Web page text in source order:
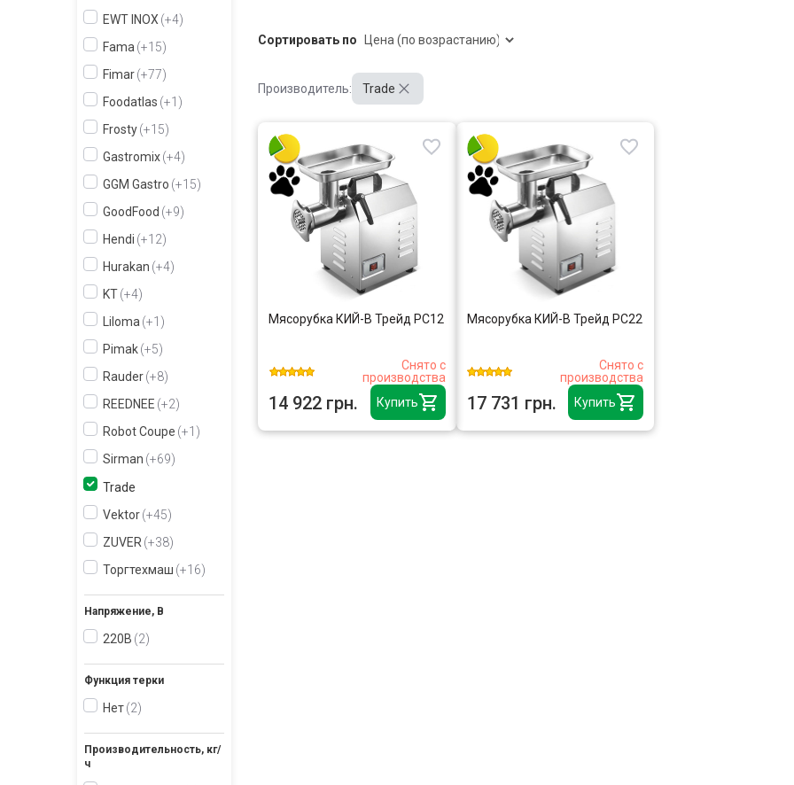
EWT INOX +4
Fama +15
Fimar +77
Foodatlas +1
Frosty +15
Gastromix +4
GGM Gastro +15
GoodFood +9
Hendi +12
Hurakan +4
KT +4
Liloma +1
Pimak +5
Rauder +8
REEDNEE +2
Robot Coupe +1
Sirman +69
Trade
Vektor +45
ZUVER +38
Торгтехмаш +16
Напряжение, В
220В 2
Функция терки
Нет 2
Производительность, кг/
ч
Сортировать по
Производитель: Trade
Купить
Мясорубка КИЙ-В Трейд PC12
Снято с
производства
14 922 грн. Купить
Мясорубка КИЙ-В Трейд PC22
Снято с
производства
17 731 грн.